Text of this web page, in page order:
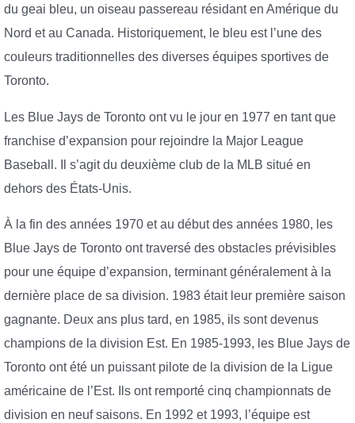
du geai bleu, un oiseau passereau résidant en Amérique du
Nord et au Canada. Historiquement, le bleu est l’une des
couleurs traditionnelles des diverses équipes sportives de
Toronto.
Les Blue Jays de Toronto ont vu le jour en 1977 en tant que
franchise d’expansion pour rejoindre la Major League
Baseball. Il s’agit du deuxième club de la MLB situé en
dehors des États-Unis.
À la fin des années 1970 et au début des années 1980, les
Blue Jays de Toronto ont traversé des obstacles prévisibles
pour une équipe d’expansion, terminant généralement à la
dernière place de sa division. 1983 était leur première saison
gagnante. Deux ans plus tard, en 1985, ils sont devenus
champions de la division Est. En 1985-1993, les Blue Jays de
Toronto ont été un puissant pilote de la division de la Ligue
américaine de l’Est. Ils ont remporté cinq championnats de
division en neuf saisons. En 1992 et 1993, l’équipe est